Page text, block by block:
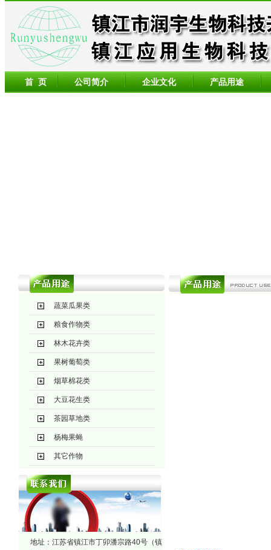
首 页 公司简介 企业文化 产品用途
蔬菜瓜果类
粮食作物类
林木花卉类
果树葡萄类
烟草棉花类
大豆花生类
茶园草地类
杨梅果蝇
其它作物
地址：江苏省镇江市丁卯潘宗路40号（镇